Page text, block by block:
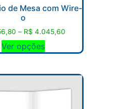
de Mesa com Wire-
o
– R$ 4.045,60
Ver opções